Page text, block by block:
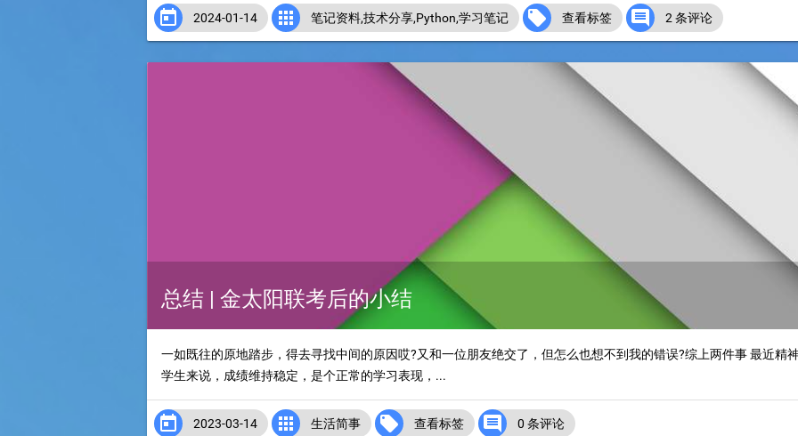
 2024-01-14  笔记资料,技术分享,Python,学习笔记  查看标签  2 条评论
总结 | 金太阳联考后的小结
一如既往的原地踏步，得去寻找中间的原因哎?又和一位朋友绝交了，但怎么也想不到我的错误?综上两件事 最近精
学生来说，成绩维持稳定，是个正常的学习表现，...
 2023-03-14  生活简事  查看标签  0 条评论